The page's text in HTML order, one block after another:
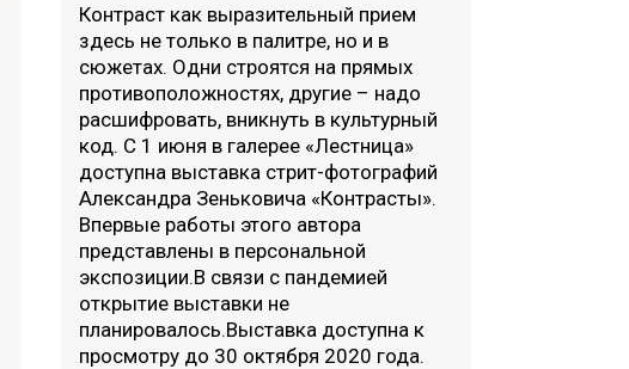
Контраст как выразительный прием
здесь не только в палитре, но и в
сюжетах. Одни строятся на прямых
противоположностях, другие – надо
расшифровать, вникнуть в культурный
код. С 1 июня в галерее «Лестница»
доступна выставка стрит-фотографий
Александра Зеньковича «Контрасты».
Впервые работы этого автора
представлены в персональной
экспозиции.В связи с пандемией
открытие выставки не
планировалось.Выставка доступна к
просмотру до 30 октября 2020 года.